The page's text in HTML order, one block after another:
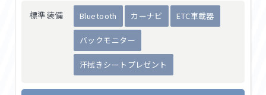
標準装備 Bluetooth カーナビ ETC車載器
バックモニター
汗拭きシートプレゼント